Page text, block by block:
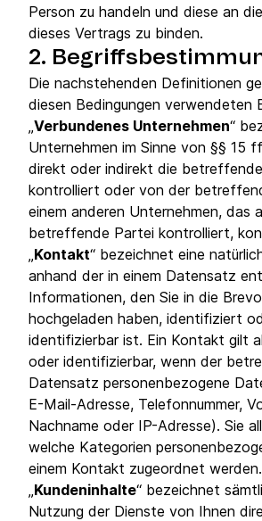
Person zu handeln und diese an
dieses Vertrags zu binden.
2.
Die nachstehenden Definitionen
diesen Bedingungen verwendeten
„Verbundenes Unternehmen“
Unternehmen im Sinne von §§ 15
direkt oder indirekt die
kontrolliert oder von der
einem anderen Unternehmen, das
betreffende Partei kontrolliert,
„Kontakt“ bezeichnet eine
anhand der in einem Datensatz
Informationen, den Sie in die
hochgeladen haben, identifiziert
identifizierbar ist. Ein Kontakt gilt
oder identifizierbar, wenn der
Datensatz personenbezogene
E-Mail-Adresse, Telefonnummer,
Nachname oder IP-Adresse). Sie
welche Kategorien
einem Kontakt zugeordnet werden.
„Kundeninhalte“ bezeichnet
Nutzung der Dienste von Ihnen